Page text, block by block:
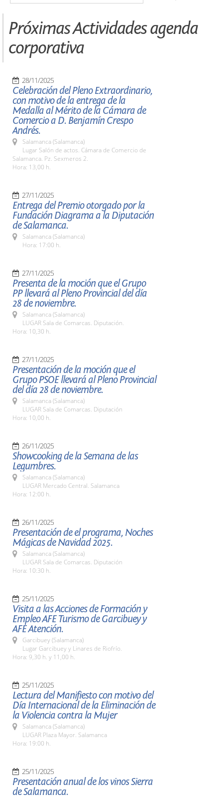
Próximas Actividades agenda
corporativa
28/11/2025
Celebración del Pleno Extraordinario,
con motivo de la entrega de la
Medalla al Mérito de la Cámara de
Comercio a D. Benjamín Crespo
Andrés.
Salamanca (Salamanca)
Lugar Salón de actos. Cámara de Comercio de
Salamanca. Pz. Sexmeros 2.
Hora: 13,00 h.
27/11/2025
Entrega del Premio otorgado por la
Fundación Diagrama a la Diputación
de Salamanca.
Salamanca (Salamanca)
Hora: 17:00 h.
27/11/2025
Presenta de la moción que el Grupo
PP llevará al Pleno Provincial del día
28 de noviembre.
Salamanca (Salamanca)
LUGAR Sala de Comarcas. Diputación.
Hora: 10,30 h.
27/11/2025
Presentación de la moción que el
Grupo PSOE llevará al Pleno Provincial
del día 28 de noviembre.
Salamanca (Salamanca)
LUGAR Sala de Comarcas. Diputación
Hora: 10,00 h.
26/11/2025
Showcooking de la Semana de las
Legumbres.
Salamanca (Salamanca)
LUGAR Mercado Central. Salamanca
Hora: 12:00 h.
26/11/2025
Presentación de el programa, Noches
Mágicas de Navidad 2025.
Salamanca (Salamanca)
LUGAR Sala de Comarcas. Diputación
Hora: 10:30 h.
25/11/2025
Visita a las Acciones de Formación y
Empleo AFE Turismo de Garcibuey y
AFE Atención.
Garcibuey (Salamanca)
Lugar Garcibuey y Linares de Riofrío.
Hora: 9,30 h. y 11,00 h.
25/11/2025
Lectura del Manifiesto con motivo del
Día Internacional de la Eliminación de
la Violencia contra la Mujer
Salamanca (Salamanca)
LUGAR Plaza Mayor. Salamanca
Hora: 19:00 h.
25/11/2025
Presentación anual de los vinos Sierra
de Salamanca.